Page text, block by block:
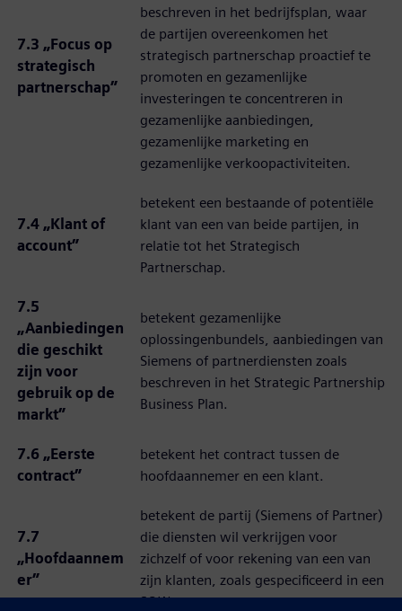
7.3 „Focus op
strategisch
partnerschap”
beschreven in het bedrijfsplan, waar
de partijen overeenkomen het
strategisch partnerschap proactief te
promoten en gezamenlijke
investeringen te concentreren in
gezamenlijke aanbiedingen,
gezamenlijke marketing en
gezamenlijke verkoopactiviteiten.
7.4 „Klant of
account”
betekent een bestaande of potentiële
klant van een van beide partijen, in
relatie tot het Strategisch
Partnerschap.
7.5
„Aanbiedingen
die geschikt
zijn voor
gebruik op de
markt”
betekent gezamenlijke
oplossingenbundels, aanbiedingen van
Siemens of partnerdiensten zoals
beschreven in het Strategic Partnership
Business Plan.
7.6 „Eerste
contract”
betekent het contract tussen de
hoofdaannemer en een klant.
7.7
„Hoofdaannem
er”
betekent de partij (Siemens of Partner)
die diensten wil verkrijgen voor
zichzelf of voor rekening van een van
zijn klanten, zoals gespecificeerd in een
SOW.